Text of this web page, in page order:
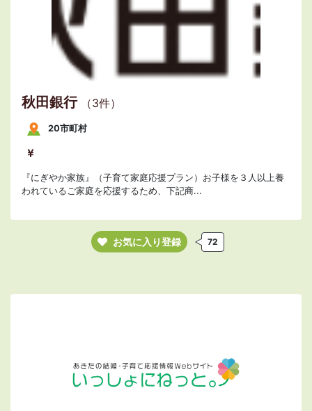
秋田銀行 （3件）
20市町村
『にぎやか家族』（子育て家庭応援プラン）お子様を３人以上養
われているご家庭を応援するため、下記商...
お気に入り登録 72